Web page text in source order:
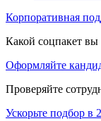
Корпоративная
Какой соцпакет вы
Оформляйте
Проверяйте
Ускорьте подбор в